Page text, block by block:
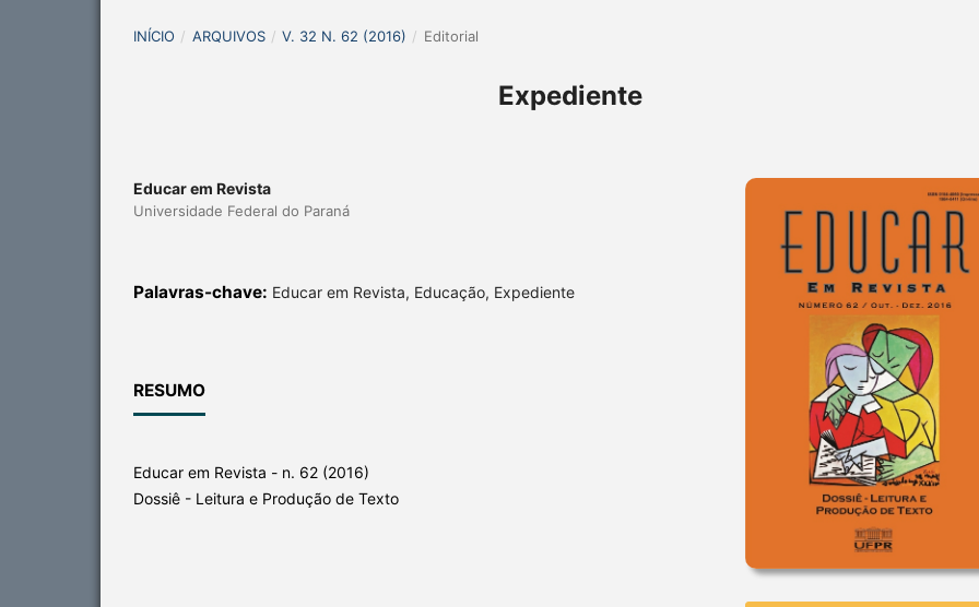
INÍCIO / ARQUIVOS / V. 32 N. 62 (2016) / Editorial
Expediente
Educar em Revista
Universidade Federal do Paraná
Palavras-chave: Educar em Revista, Educação, Expediente
RESUMO
Educar em Revista - n. 62 (2016)
Dossiê - Leitura e Produção de Texto